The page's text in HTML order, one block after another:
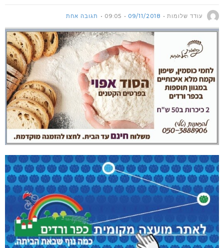
עודד שלומות 09/11/2018
09:05 תגובה אחת